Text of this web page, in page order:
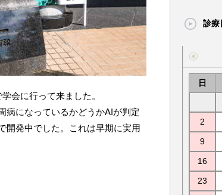
会に行って来ました。
病になっているかどうかAIが判定
開発中でした。これは早期に実用
診療
日
2
9
16
23